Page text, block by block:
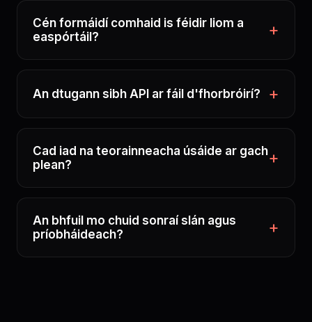
Cén formáidí comhaid is féidir liom a
easpórtáil?
An dtugann sibh API ar fáil d'fhorbróirí?
Cad iad na teorainneacha úsáide ar gach
plean?
An bhfuil mo chuid sonraí slán agus
príobháideach?